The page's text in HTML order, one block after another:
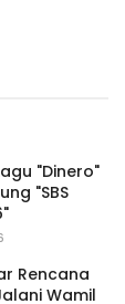
"Dinero"
"SBS
Rencana
Wamil